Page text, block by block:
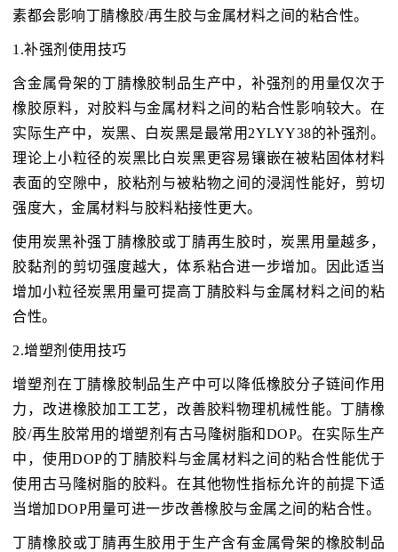
素都会影响丁腈橡胶/再生胶与金属材料之间的粘合性。
1.补强剂使用技巧
含金属骨架的丁腈橡胶制品生产中，补强剂的用量仅次于
橡胶原料，对胶料与金属材料之间的粘合性影响较大。在
实际生产中，炭黑、白炭黑是最常用2YLYY38的补强剂。
理论上小粒径的炭黑比白炭黑更容易镶嵌在被粘固体材料
表面的空隙中，胶粘剂与被粘物之间的浸润性能好，剪切
强度大，金属材料与胶料粘接性更大。
使用炭黑补强丁腈橡胶或丁腈再生胶时，炭黑用量越多，
胶黏剂的剪切强度越大，体系粘合进一步增加。因此适当
增加小粒径炭黑用量可提高丁腈胶料与金属材料之间的粘
合性。
2.增塑剂使用技巧
增塑剂在丁腈橡胶制品生产中可以降低橡胶分子链间作用
力，改进橡胶加工工艺，改善胶料物理机械性能。丁腈橡
胶/再生胶常用的增塑剂有古马隆树脂和DOP。在实际生产
中，使用DOP的丁腈胶料与金属材料之间的粘合性能优于
使用古马隆树脂的胶料。在其他物性指标允许的前提下适
当增加DOP用量可进一步改善橡胶与金属之间的粘合性。
丁腈橡胶或丁腈再生胶用于生产含有金属骨架的橡胶制品